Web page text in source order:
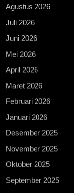
Agustus 2026
Juli 2026
Juni 2026
Mei 2026
April 2026
Maret 2026
Februari 2026
Januari 2026
Desember 2025
November 2025
Oktober 2025
September 2025